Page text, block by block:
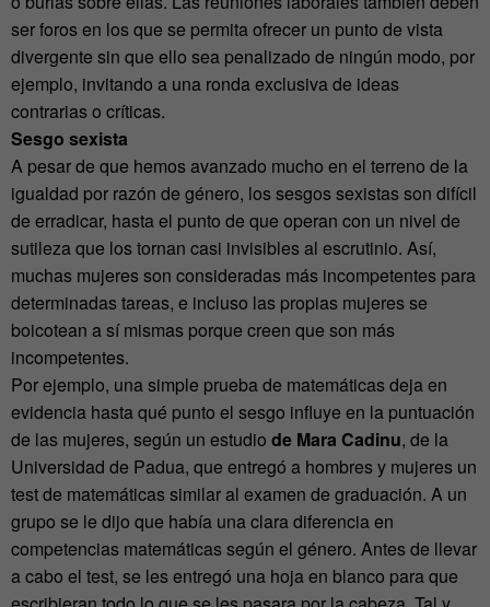
ser foros en los que se permita ofrecer un punto de vista
divergente sin que ello sea penalizado de ningún modo, por
ejemplo, invitando a una ronda exclusiva de ideas
contrarias o críticas.
Sesgo sexista
A pesar de que hemos avanzado mucho en el terreno de la
igualdad por razón de género, los sesgos sexistas son difícil
de erradicar, hasta el punto de que operan con un nivel de
sutileza que los tornan casi invisibles al escrutinio. Así,
muchas mujeres son consideradas más incompetentes para
determinadas tareas, e incluso las propias mujeres se
boicotean a sí mismas porque creen que son más
incompetentes.
Por ejemplo, una simple prueba de matemáticas deja en
evidencia hasta qué punto el sesgo influye en la puntuación
de las mujeres, según un estudio de Mara Cadinu, de la
Universidad de Padua, que entregó a hombres y mujeres un
test de matemáticas similar al examen de graduación. A un
grupo se le dijo que había una clara diferencia en
competencias matemáticas según el género. Antes de llevar
a cabo el test, se les entregó una hoja en blanco para que